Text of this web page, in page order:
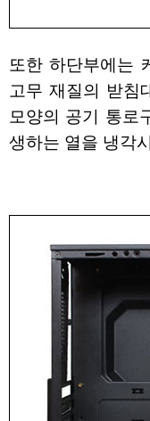
또한 하단부에는
고무 재질의 받침
모양의 공기 통로
생하는 열을 냉각